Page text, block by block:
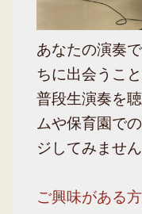
あなたの演奏
ちに出会うこ
普段生演奏を
ムや保育園で
ジしてみませ
ご興味がある